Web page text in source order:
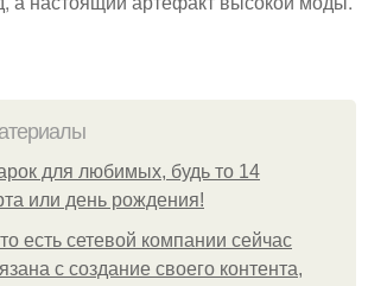
для любимых, будь то 14
или день рождения!
есть сетевой компании сейчас
с создание своего контента,